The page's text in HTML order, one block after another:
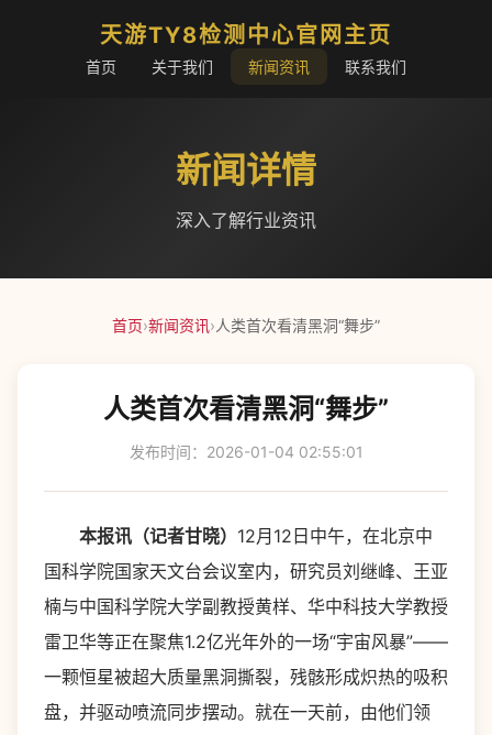
天游TY8检测中心官网主页
首页 关于我们 新闻资讯 联系我们
新闻详情
深入了解行业资讯
首页›新闻资讯›人类首次看清黑洞“舞步”
人类首次看清黑洞“舞步”
发布时间：2026-01-04 02:55:01
本报讯（记者甘晓） 12月12日中午，在北京中
国科学院国家天文台会议室内，研究员刘继峰、王亚
楠与中国科学院大学副教授黄样、华中科技大学教授
雷卫华等正在聚焦1.2亿光年外的一场“宇宙风暴”——
一颗恒星被超大质量黑洞撕裂，残骸形成炽热的吸积
盘，并驱动喷流同步摆动。就在一天前，由他们领